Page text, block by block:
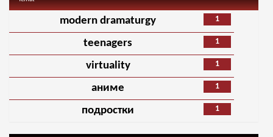
1
modern dramaturgy
1
teenagers
1
virtuality
1
аниме
1
подростки